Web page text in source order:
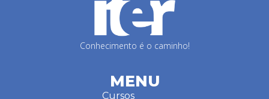
Conhecimento é o caminho!
MENU
Cursos